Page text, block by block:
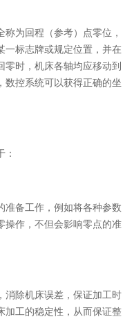
为回程（参考）点零位，
一标志牌或规定位置，并在
零时，机床各轴均应移动到
数控系统可以获得正确的坐
准备工作，例如将各种参数
操作，不但会影响零点的准
消除机床误差，保证加工时
加工的稳定性，从而保证整